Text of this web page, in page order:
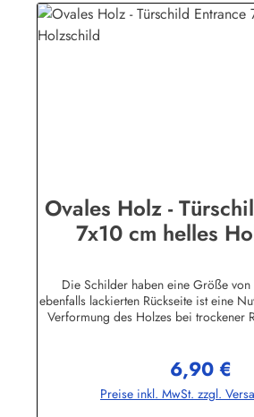
Ovales Holz -
7x10 cm helles
Die Schilder haben eine Größe von
ebenfalls lackierten Rückseite ist eine
Verformung des Holzes bei trockener
Massivholz gefertigt, mehrfach lackiert
ebenfalls in Handarbeit mit Siebdruck
einem Schutzlack versehen. Das
Regulärer
6,90 €
Preise inkl. MwSt. zzgl.